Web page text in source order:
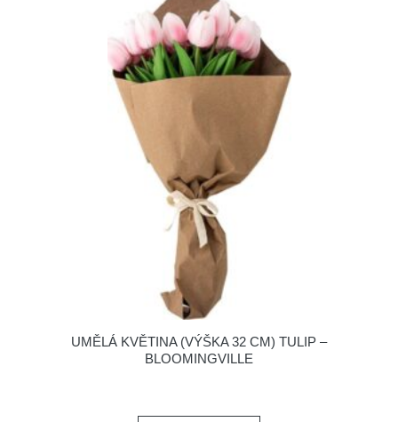
UMĚLÁ KVĚTINA (VÝŠKA 32 CM) TULIP –
BLOOMINGVILLE